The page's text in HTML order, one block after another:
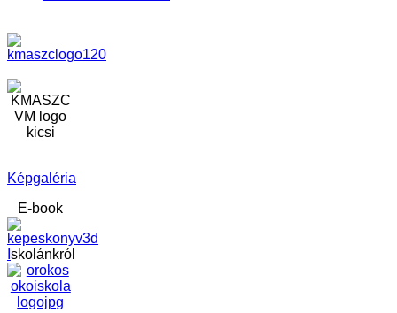
Képgaléria
E-book
skolánkról